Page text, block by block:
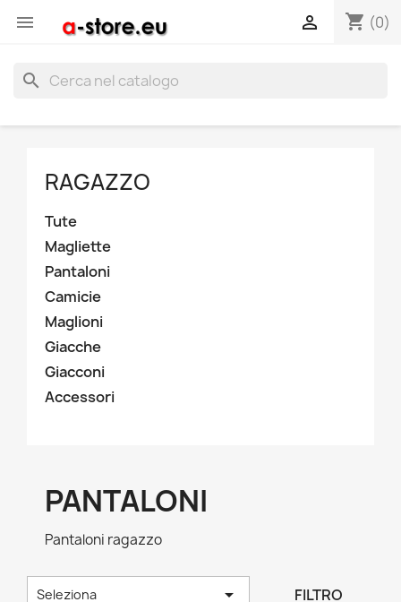
 shopping_cart (0)

search
RAGAZZO
Tute
Magliette
Pantaloni
Camicie
Maglioni
Giacche
Giacconi
Accessori
PANTALONI
Pantaloni ragazzo
Seleziona  FILTRO